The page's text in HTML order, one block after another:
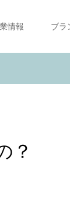
情報 ブラ
？